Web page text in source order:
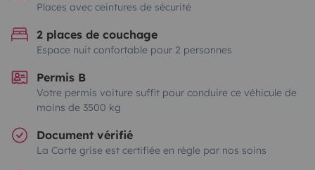
Places avec ceintures de sécurité
2 places de couchage
Espace nuit confortable pour 2 personnes
Permis B
Votre permis voiture suffit pour conduire ce véhicule de
moins de 3500 kg
Document vérifié
La Carte grise est certifiée en règle par nos soins